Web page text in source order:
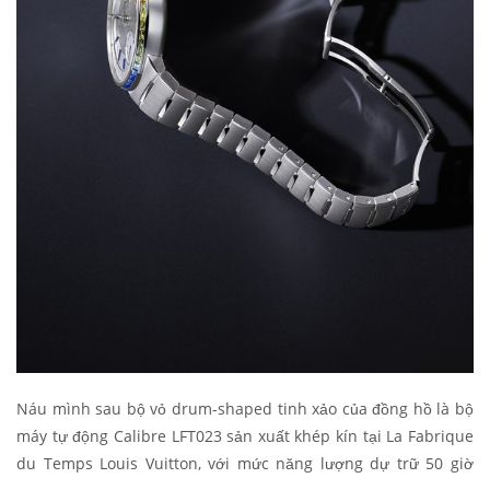
Náu mình sau bộ vỏ drum-shaped tinh xảo của đồng hồ là bộ
máy tự động Calibre LFT023 sản xuất khép kín tại La Fabrique
du Temps Louis Vuitton, với mức năng lượng dự trữ 50 giờ